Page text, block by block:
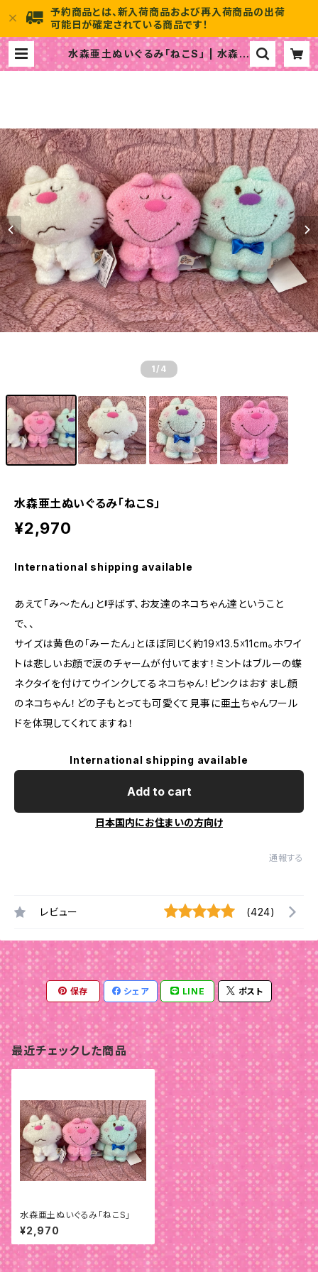
予約商品とは、新入荷商品および再入荷商品の出荷
可能日が確定されている商品です！
水森亜土ぬいぐるみ「ねこS」 | 水森亜
土のおもちゃ箱画廊 official
1 /4
水森亜土ぬいぐるみ「ねこS」
¥2,970
International shipping available
あえて「み～たん」と呼ばず、お友達のネコちゃん達ということ
で、、
サイズは黄色の「みーたん」とほぼ同じく約19☓13.5☓11cm。ホワイ
トは悲しいお顔で涙のチャームが付いてます！ミントはブルーの蝶
ネクタイを付けてウインクしてるネコちゃん！ピンクはおすまし顔
のネコちゃん！どの子もとっても可愛くて見事に亜土ちゃんワール
ドを体現してくれてますね！
International shipping available
Add to cart
日本国内にお住まいの方向け
通報する
レビュー (424)
保存 シェア LINE ポスト
最近チェックした商品
水森亜土ぬいぐるみ「ねこS」
¥2,970